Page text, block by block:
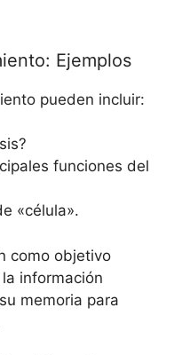
Ejemplos
pueden incluir:
funciones del
«célula».
como objetivo
información
memoria para